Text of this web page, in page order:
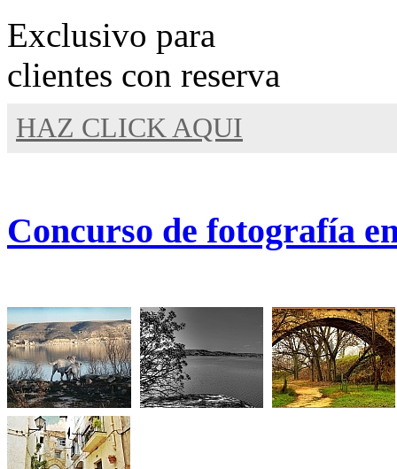
Exclusivo para
clientes con reserva
HAZ CLICK AQUI
Concurso de fotografía